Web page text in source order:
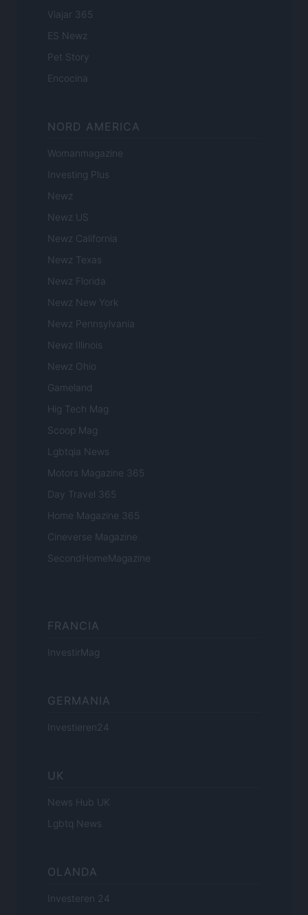
Viajar 365
ES Newz
Pet Story
Encocina
NORD AMERICA
Womanmagazine
Investing Plus
Newz
Newz US
Newz California
Newz Texas
Newz Florida
Newz New York
Newz Pennsylvania
Newz Illinois
Newz Ohio
Gameland
Hig Tech Mag
Scoop Mag
Lgbtqia News
Motors Magazine 365
Day Travel 365
Home Magazine 365
Cineverse Magazine
SecondHomeMagazine
FRANCIA
InvestirMag
GERMANIA
Investieren24
UK
News Hub UK
Lgbtq News
OLANDA
Investeren 24